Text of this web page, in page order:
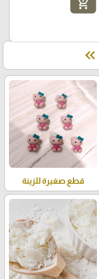
add_shopping_cart
keyboard_double_arrow_left
قطع صغيرة للزينة